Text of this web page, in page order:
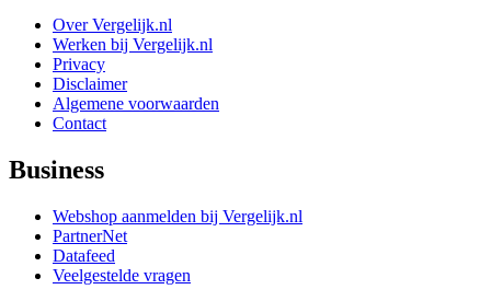
Over Vergelijk.nl
Werken bij Vergelijk.nl
Privacy
Disclaimer
Algemene voorwaarden
Contact
Business
Webshop aanmelden bij Vergelijk.nl
PartnerNet
Datafeed
Veelgestelde vragen